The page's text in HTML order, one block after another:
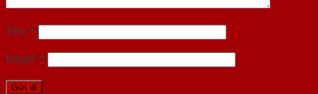
Tên *
Email *